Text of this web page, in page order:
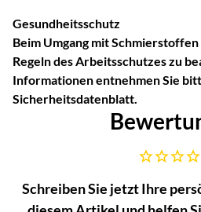
Gesundheitsschutz
Beim Umgang mit
Regeln des Arbeitsschutzes zu
Informationen entnehmen Sie
Sicherheitsdatenblatt.
Noch
Schreiben Sie jetzt Ihre